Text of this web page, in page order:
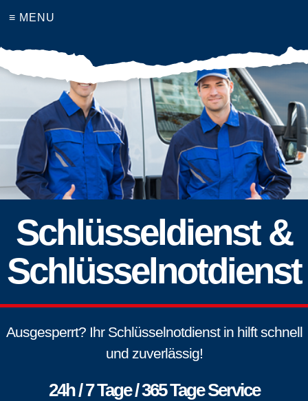
≡ MENU
Schlüsseldienst &
Schlüsselnotdienst
Ausgesperrt? Ihr Schlüsselnotdienst in hilft schnell
und zuverlässig!
24h / 7 Tage / 365 Tage Service